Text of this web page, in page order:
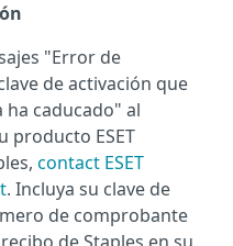
"Error de
de activación que
caducado" al
producto ESET
contact ESET
. Incluya su clave de
de comprobante